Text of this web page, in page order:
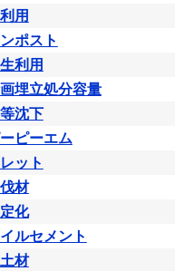
用
ポスト
利用
埋立処分容量
沈下
ピーエム
ット
材
化
ルセメント
材